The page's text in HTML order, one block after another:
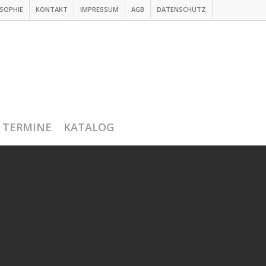
KONTAKT IMPRESSUM AGB DATENSCHUTZ
TERMINE KATALOG